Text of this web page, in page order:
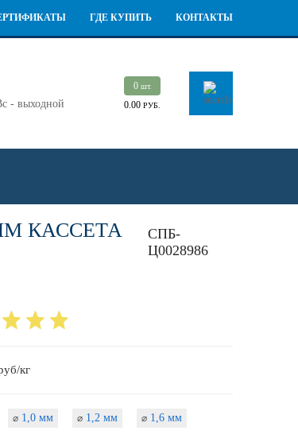
ГДЕ КУПИТЬ КОНТАКТЫ
- выходной
0 шт.
0.00РУБ.
КАССЕТА
СПБ-
Ц0028986
кг
⌀1,0 мм ⌀1,2 мм ⌀1,6 мм